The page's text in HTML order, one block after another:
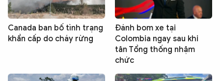
Canada ban bố tình trạng
khẩn cấp do cháy rừng
Đánh bom xe tại
Colombia ngay sau khi
tân Tổng thống nhậm
chức